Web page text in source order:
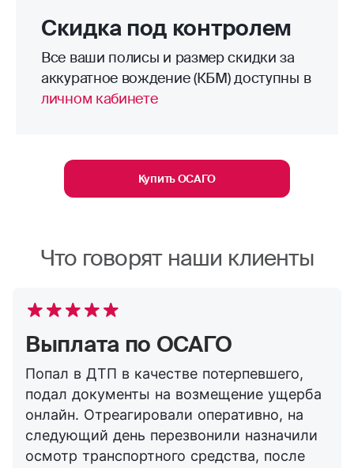
Скидка под контролем
Все ваши полисы и размер скидки за
аккуратное вождение (КБМ) доступны в
личном кабинете
Купить ОСАГО
Что говорят наши клиенты
Выплата по ОСАГО
Попал в ДТП в качестве потерпевшего,
подал документы на возмещение ущерба
онлайн. Отреагировали оперативно, на
следующий день перезвонили назначили
осмотр транспортного средства, после